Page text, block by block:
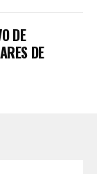
DE
DE